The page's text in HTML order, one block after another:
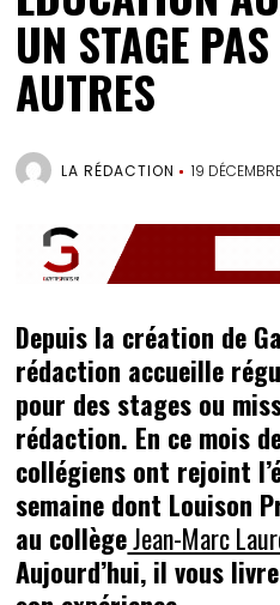
UN STAGE
AUTRES
LA RÉDACTION 19
Depuis la création de
rédaction accueille
pour des stages ou
rédaction. En ce mois
collégiens ont rejoint
semaine dont Louison
au collègeJean-Marc
Aujourd’hui, il vous